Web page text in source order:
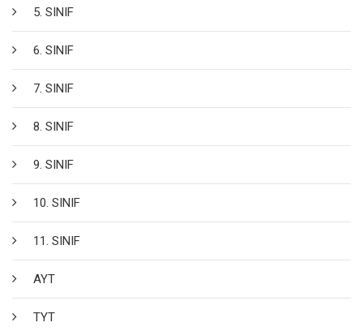
5. SINIF
6. SINIF
7. SINIF
8. SINIF
9. SINIF
10. SINIF
11. SINIF
AYT
TYT